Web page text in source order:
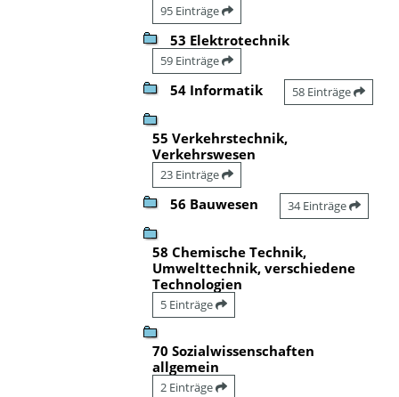
95 Einträge
53 Elektrotechnik
59 Einträge
54 Informatik 58 Einträge
55 Verkehrstechnik,
Verkehrswesen
23 Einträge
56 Bauwesen 34 Einträge
58 Chemische Technik,
Umwelttechnik, verschiedene
Technologien
5 Einträge
70 Sozialwissenschaften
allgemein
2 Einträge